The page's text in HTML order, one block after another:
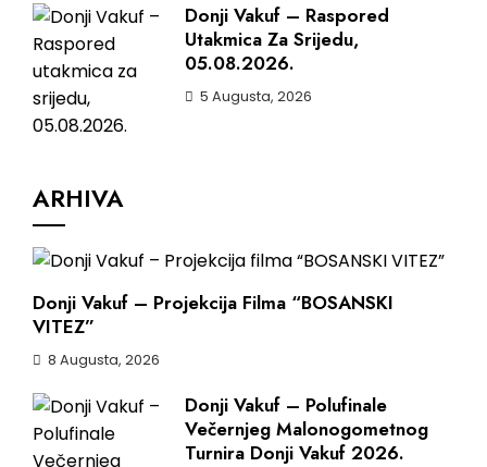
Donji Vakuf – Raspored
Utakmica Za Srijedu,
05.08.2026.
5 Augusta, 2026
ARHIVA
Donji Vakuf – Projekcija Filma “BOSANSKI
VITEZ”
8 Augusta, 2026
Donji Vakuf – Polufinale
Večernjeg Malonogometnog
Turnira Donji Vakuf 2026.